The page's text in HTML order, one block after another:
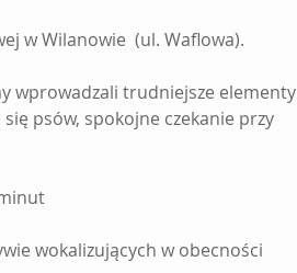
w Wilanowie (ul. Waflowa).
wprowadzali trudniejsze elementy
psów, spokojne czekanie przy
wokalizujących w obecności